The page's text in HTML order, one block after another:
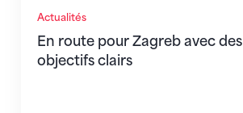
Actualités
En route pour Zagreb avec des
objectifs clairs